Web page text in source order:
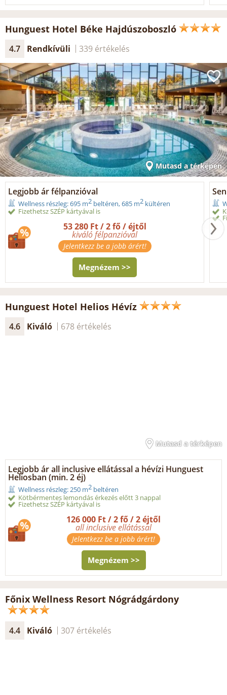
Hunguest Hotel Béke Hajdúszoboszló
4.7 Rendkívüli 339 értékelés
Mutasd a térképen
Legjobb ár félpanzióval
Wellness részleg: 695 m2 beltéren, 685 m2 kültéren
Fizethetsz SZÉP kártyával is
53 280 Ft / 2 fő / éjtől
kiváló félpanzióval
Jelentkezz be a jobb árért!
Megnézem >>
Hunguest Hotel Helios Hévíz
4.6 Kiváló 678 értékelés
Mutasd a térképen
Legjobb ár all inclusive ellátással a hévízi Hunguest
Heliosban (min. 2 éj)
Wellness részleg: 250 m2 beltéren
Kötbérmentes lemondás érkezés előtt 3 nappal
Fizethetsz SZÉP kártyával is
126 000 Ft / 2 fő / 2 éjtől
all inclusive ellátással
Jelentkezz be a jobb árért!
Megnézem >>
Főnix Wellness Resort Nógrádgárdony
4.4 Kiváló 307 értékelés